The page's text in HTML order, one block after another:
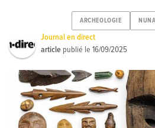
ARCHEOLOGIE
Journal en direct
article publié le16/09/2025